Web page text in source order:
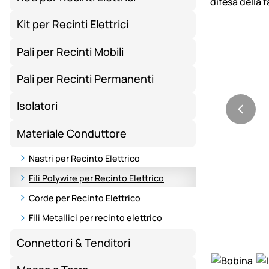
Kit per Recinti Elettrici
Pali per Recinti Mobili
Pali per Recinti Permanenti
Isolatori
Materiale Conduttore
Nastri per Recinto Elettrico
Fili Polywire per Recinto Elettrico
Corde per Recinto Elettrico
Fili Metallici per recinto elettrico
Connettori & Tenditori